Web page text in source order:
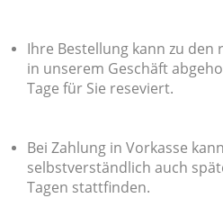
Ihre Bestellung kann zu
in unserem Geschäft
Tage für Sie reseviert.
Bei Zahlung in Vorkasse
selbstverständlich auch
Tagen stattfinden.